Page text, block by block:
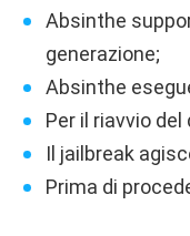
Absinthe
generazione;
Absinthe
Per il riavvio
Il jailbreak
Prima di